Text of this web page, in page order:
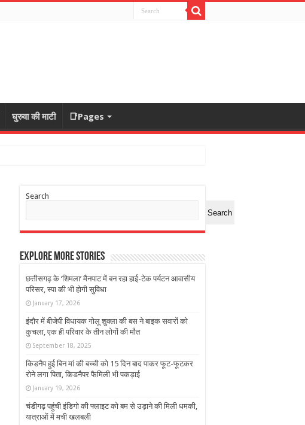
घुरुवा की माटी 📑Pages
Search
Search
Explore More Stories
छत्तीसगढ़ के ‘शिमला’ मैनपाट में बन रहा हाई-टेक पर्यटन आवासीय
परिसर, स्पा की भी होगी सुविधा
January 17, 2026
इंदौर में बीजेपी विधायक गोलू शुक्ला की बस ने बाइक सवारों को
कुचला, एक ही परिवार के तीन लोगों की मौत
September 18, 2025
किडनैप हुई बिन मां की बच्ची को 15 दिन बाद पाकर फूट-फूटकर
रोने लगा पिता, किडनैपर फैमिली भी पकड़ाई
January 19, 2026
चंडीगढ़ पहुंची इंडिगो की फ्लाइट को बम से उड़ाने की मिली धमकी,
यात्राओं में मची खलबली